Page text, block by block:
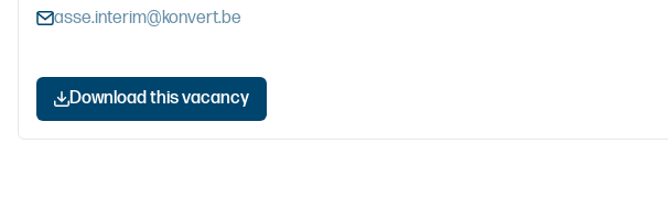
asse.interim@konvert.be
Download this vacancy